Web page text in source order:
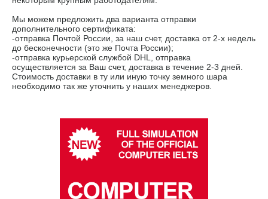
Мы можем предложить два варианта отправки
дополнительного сертификата:
-отправка Почтой России, за наш счет, доставка от 2-х недель
до бесконечности (это же Почта России);
-отправка курьерской службой DHL, отправка
осуществляется за Ваш счет, доставка в течение 2-3 дней.
Стоимость доставки в ту или иную точку земного шара
необходимо так же уточнить у наших менеджеров.